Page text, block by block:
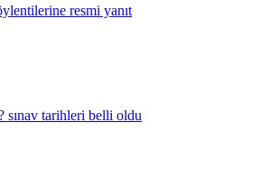
resmi yanıt
sınav tarihleri belli oldu